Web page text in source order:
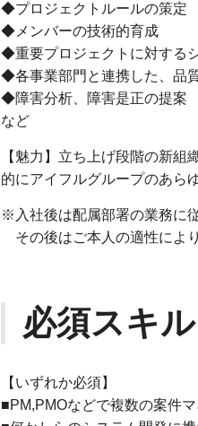
◆プロジェクトルールの策定
◆メンバーの技術的育成
◆重要プロジェクトに対する
◆各事業部門と連携した、品
◆障害分析、障害是正の提案
など
【魅力】立ち上げ段階の新
的にアイフルグループのあら
※入社後は配属部署の業務に
その後はご本人の適性によ
必須スキ
【いずれか必須】
■PM,PMOなどで複数の案件